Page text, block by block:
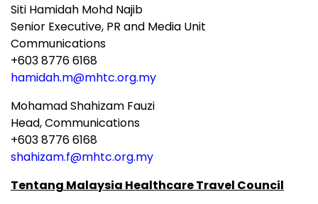
Siti Hamidah Mohd Najib
Senior Executive, PR and Media Unit
Communications
+603 8776 6168
hamidah.m@mhtc.org.my
Mohamad Shahizam Fauzi
Head, Communications
+603 8776 6168
shahizam.f@mhtc.org.my
Tentang Malaysia Healthcare Travel Council